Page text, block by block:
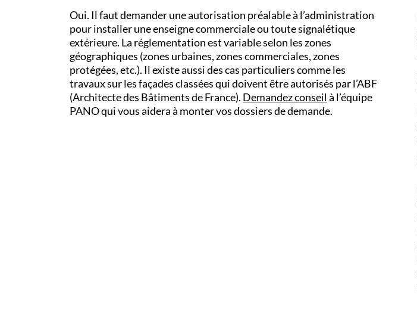
Oui. Il faut demander une autorisation préalable à l’administration
pour installer une enseigne commerciale ou toute signalétique
extérieure. La réglementation est variable selon les zones
géographiques (zones urbaines, zones commerciales, zones
protégées, etc.). Il existe aussi des cas particuliers comme les
travaux sur les façades classées qui doivent être autorisés par l’ABF
(Architecte des Bâtiments de France). Demandez conseilà l’équipe
PANO qui vous aidera à monter vos dossiers de demande.